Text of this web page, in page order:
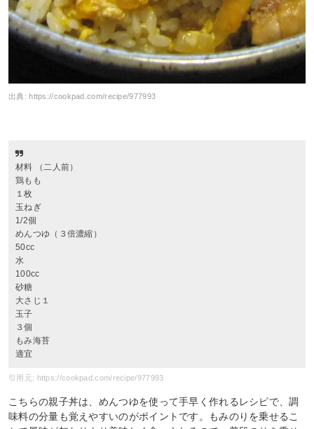
出典:https://cookpad.com/recipe/977993
材料 （二人前）
鶏もも
１枚
玉ねぎ
1/2個
めんつゆ（３倍濃縮）
50cc
水
100cc
砂糖
大さじ１
玉子
３個
もみ海苔
適宜
引用元: https://cookpad.com/recipe/977993
こちらの親子丼は、めんつゆを使って手早く作れるレシピで、調
味料の分量も覚えやすいのがポイントです。もみのりを乗せるこ